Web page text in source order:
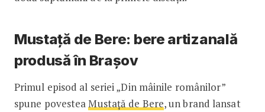
Mustață de Bere: bere artizanală
produsă în Brașov
Primul episod al seriei „Din mâinile românilor”
spune povesteaMustață de Bere, un brand lansat